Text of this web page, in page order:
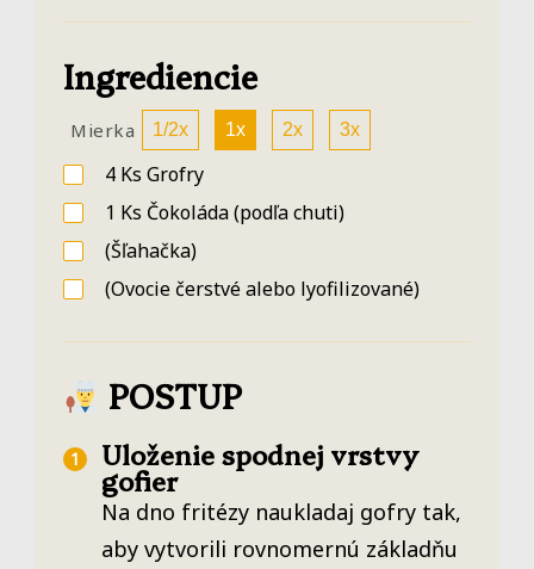
Ingrediencie
Mierka 1/2x 1x 2x 3x
4 Ks Grofry
1 Ks Čokoláda(podľa chuti)
(Šľahačka)
(Ovocie čerstvé alebo lyofilizované)
POSTUP
Uloženie spodnej vrstvy
gofier
Na dno fritézy naukladaj gofry tak,
aby vytvorili rovnomernú základňu